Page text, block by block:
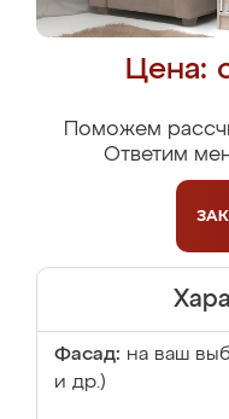
Цена:
Поможем
Ответим
Фасад: на ваш
и др.)